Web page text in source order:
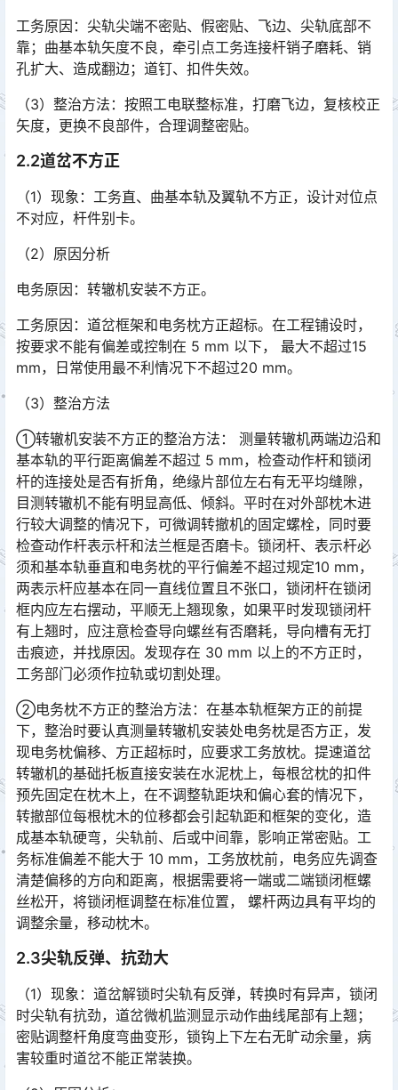
工务原因：尖轨尖端不密贴、假密贴、飞边、尖轨底部不
靠；曲基本轨矢度不良，牵引点工务连接杆销子磨耗、销
孔扩大、造成翻边；道钉、扣件失效。
（3）整治方法：按照工电联整标准，打磨飞边，复核校正
矢度，更换不良部件，合理调整密贴。
2.2道岔不方正
（1）现象：工务直、曲基本轨及翼轨不方正，设计对位点
不对应，杆件别卡。
（2）原因分析
电务原因：转辙机安装不方正。
工务原因：道岔框架和电务枕方正超标。在工程铺设时，
按要求不能有偏差或控制在 5 mm 以下， 最大不超过15
mm，日常使用最不利情况下不超过20 mm。
（3）整治方法
①转辙机安装不方正的整治方法： 测量转辙机两端边沿和
基本轨的平行距离偏差不超过 5 mm，检查动作杆和锁闭
杆的连接处是否有折角，绝缘片部位左右有无平均缝隙，
目测转辙机不能有明显高低、倾斜。平时在对外部枕木进
行较大调整的情况下，可微调转撤机的固定螺栓，同时要
检查动作杆表示杆和法兰框是否磨卡。锁闭杆、表示杆必
须和基本轨垂直和电务枕的平行偏差不超过规定10 mm，
两表示杆应基本在同一直线位置且不张口，锁闭杆在锁闭
框内应左右摆动，平顺无上翘现象，如果平时发现锁闭杆
有上翘时，应注意检查导向螺丝有否磨耗，导向槽有无打
击痕迹，并找原因。发现存在 30 mm 以上的不方正时，
工务部门必须作拉轨或切割处理。󠅅󠅃󠄵󠅂󠄪󠇖󠆨󠆨󠇕󠆞󠆒󠅬󠇘󠆭󠆘󠇙󠆝󠅵󠇗󠆭󠆁󠄐󠇗󠅹󠅸󠇖󠆍󠅳󠇖󠅹󠅰󠇖󠆌󠅹
②电务枕不方正的整治方法：在基本轨框架方正的前提
下，整治时要认真测量转辙机安装处电务枕是否方正，发
现电务枕偏移、方正超标时，应要求工务放枕。提速道岔
转辙机的基础托板直接安装在水泥枕上，每根岔枕的扣件
预先固定在枕木上，在不调整轨距块和偏心套的情况下，
转撤部位每根枕木的位移都会引起轨距和框架的变化，造
成基本轨硬弯，尖轨前、后或中间靠，影响正常密贴。工
务标准偏差不能大于 10 mm，工务放枕前，电务应先调查
清楚偏移的方向和距离，根据需要将一端或二端锁闭框螺
丝松开，将锁闭框调整在标准位置， 螺杆两边具有平均的
调整余量，移动枕木。󠅅󠅃󠄵󠅂󠄪󠇖󠆨󠆨󠇕󠆞󠆒󠅬󠇘󠆭󠆘󠇙󠆝󠅵󠇗󠆭󠆁󠄐󠇗󠅹󠅸󠇖󠆍󠅳󠇖󠅹󠅰󠇖󠆌󠅹
2.3尖轨反弹、抗劲大
（1）现象：道岔解锁时尖轨有反弹，转换时有异声，锁闭
时尖轨有抗劲，道岔微机监测显示动作曲线尾部有上翘；
密贴调整杆角度弯曲变形，锁钩上下左右无旷动余量，病
害较重时道岔不能正常装换。󠅅󠅃󠄵󠅂󠄪󠇖󠆨󠆨󠇕󠆞󠆒󠅬󠇘󠆭󠆘󠇙󠆝󠅵󠇗󠆭󠆁󠄐󠇗󠅹󠅸󠇖󠆍󠅳󠇖󠅹󠅰󠇖󠆌󠅹